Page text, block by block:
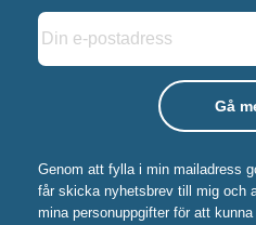
Genom att fylla i min mailadress
får skicka nyhetsbrev till mig och
mina personuppgifter för att